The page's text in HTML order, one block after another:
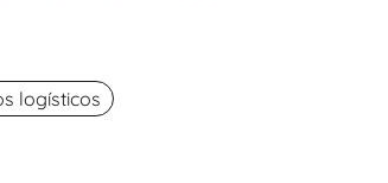
logísticos